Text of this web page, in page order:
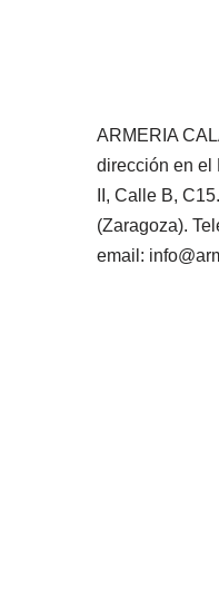
ARMERIA
dirección en el
II, Calle B,
(Zaragoza).
email: